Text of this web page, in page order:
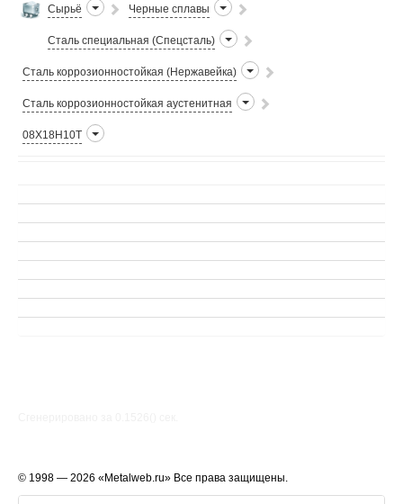
Сырьё Черные сплавы
Сталь специальная (Спецсталь)
Сталь коррозионностойкая (Нержавейка)
Сталь коррозионностойкая аустенитная
08Х18Н10Т
© 1998 — 2026 «Metalweb.ru» Все права защищены.